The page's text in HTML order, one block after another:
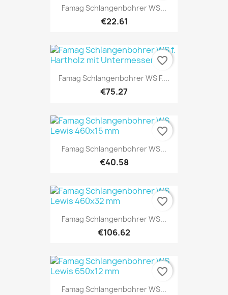
Famag Schlangenbohrer WS...
€22.61
Famag Schlangenbohrer WS F....
€75.27
favorite_border
Famag Schlangenbohrer WS...
€40.58
favorite_border
Famag Schlangenbohrer WS...
€106.62
favorite_border
Famag Schlangenbohrer WS...
favorite_border